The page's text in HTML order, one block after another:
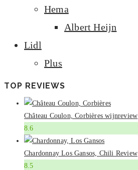
Hema
Albert Heijn
Lidl
Plus
TOP REVIEWS
Château Coulon, Corbières wijnreview
8.6
Chardonnay Los Gansos, Chili Review
8.5